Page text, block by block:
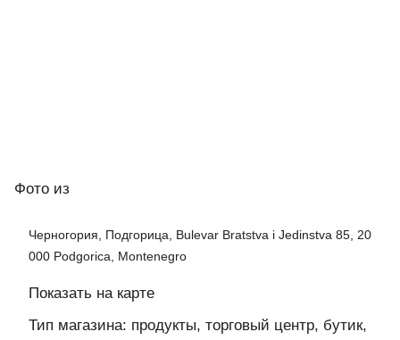
Фото из
Черногория, Подгорица, Bulevar Bratstva i Jedinstva 85, 20
000 Podgorica, Montenegro
Показать на карте
Тип магазина: продукты, торговый центр, бутик,